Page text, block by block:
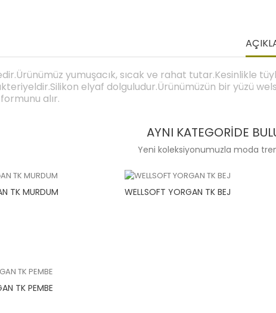
yumuşacık, sıcak ve rahat tutar.Kesinlikle
elyaf dolguludur.Ürünümüzün bir yüzü
alır.
AYNI KATEGORIDE
Yeni koleksiyonumuzla moda
TK MURDUM WELLSOFT YORGAN TK BEJ
TK PEMBE